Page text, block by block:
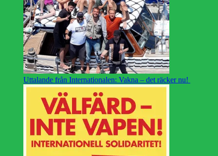
Uttalande från Internationalen: Vakna – det räcker nu!